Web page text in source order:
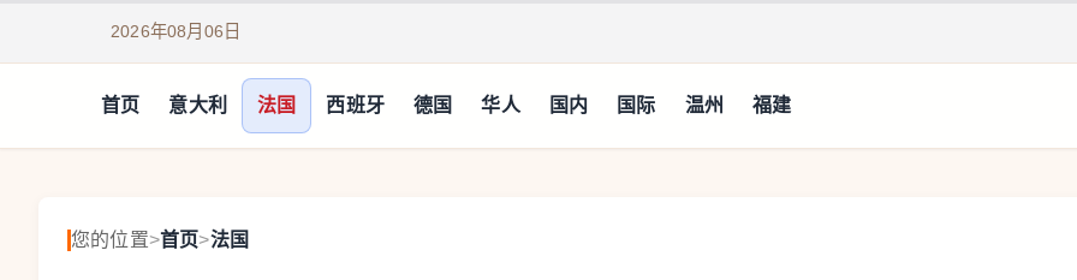
2026年08月06日
首页 意大利 法国 西班牙 德国 华人 国内 国际 温州 福建
您的位置>首页>法国